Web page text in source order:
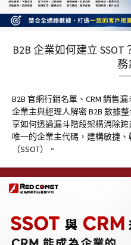
B2B 企業如何建立
務
B2B 官網行銷名單、CRM 銷售
企業主與經理人解密 B2B 數據
享如何透過漏斗階段架構消除
唯一的企業主代碼，建構敏捷
（SSOT）。